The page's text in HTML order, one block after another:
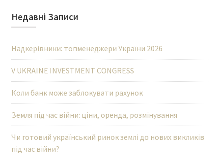
Недавні Записи
Надкерівники: топменеджери України 2026
V UKRAINE INVESTMENT CONGRESS
Коли банк може заблокувати рахунок
Земля під час війни: ціни, оренда, розмінування
Чи готовий український ринок землі до нових викликів
під час війни?